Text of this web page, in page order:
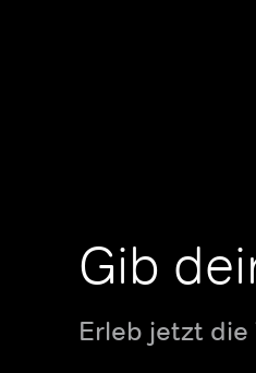
Gib
Erleb jetzt die